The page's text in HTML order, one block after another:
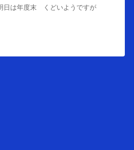
は年度末 くどいようですが